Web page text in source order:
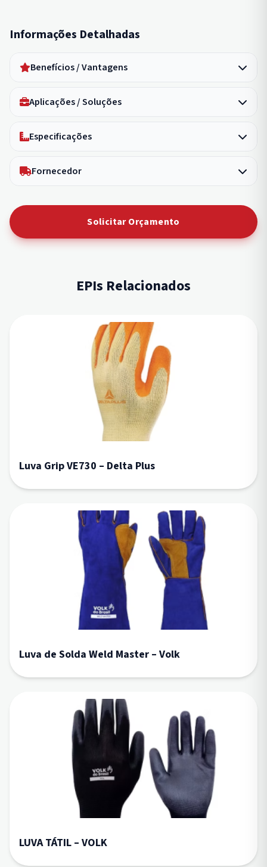
Informações Detalhadas
Benefícios / Vantagens
Aplicações / Soluções
Especificações
Fornecedor
Solicitar Orçamento
EPIs Relacionados
Luva Grip VE730 – Delta Plus
Luva de Solda Weld Master – Volk
LUVA TÁTIL – VOLK